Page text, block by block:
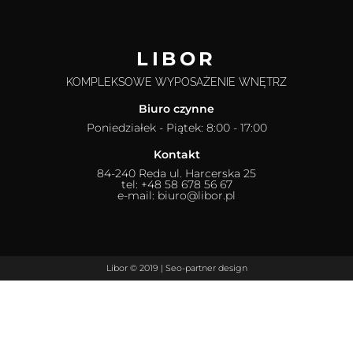
LIBOR
KOMPLEKSOWE WYPOSAŻENIE WNĘTRZ
Biuro czynne
Poniedziałek - Piątek: 8:00 - 17:00
Kontakt
84-240 Reda ul. Harcerska 25
tel: +48 58 678 56 67
e-mail: biuro@libor.pl
Libor © 2019 | Seo-partnerdesign